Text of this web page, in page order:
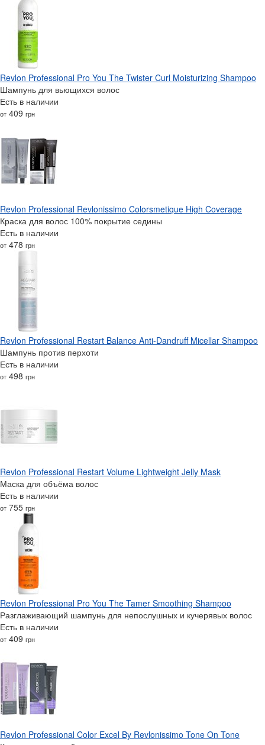
Revlon Professional Pro You The Twister Curl Moisturizing Shampoo
Шампунь для вьющихся волос
Есть в наличии
от 409 грн
Revlon Professional Revlonissimo Colorsmetique High Coverage
Краска для волос 100% покрытие седины
Есть в наличии
от 478 грн
Revlon Professional Restart Balance Anti-Dandruff Micellar Shampoo
Шампунь против перхоти
Есть в наличии
от 498 грн
Revlon Professional Restart Volume Lightweight Jelly Mask
Маска для объёма волос
Есть в наличии
от 755 грн
Revlon Professional Pro You The Tamer Smoothing Shampoo
Разглаживающий шампунь для непослушных и кучерявых волос
Есть в наличии
от 409 грн
Revlon Professional Color Excel By Revlonissimo Tone On Tone